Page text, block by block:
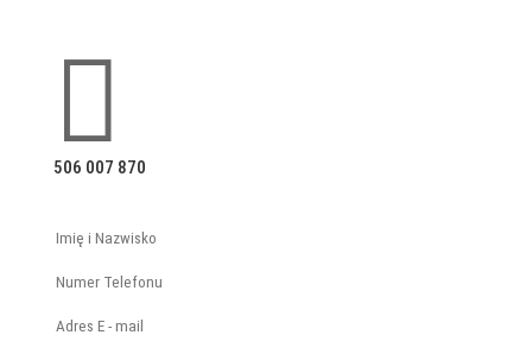

506 007 870